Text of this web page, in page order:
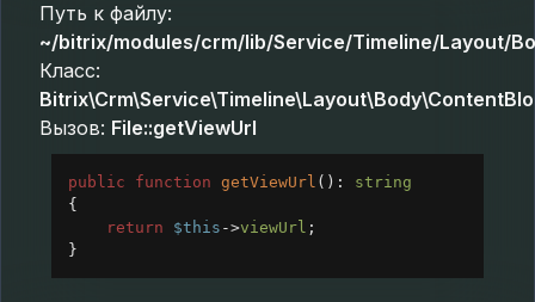
Путь к файлу:
~/bitrix/modules/crm/lib/Service/Timeline/Layout/
Класс:
Вызов: File::getViewUrl
public function getViewUrl (): string
{
return
$this ->viewUrl ;
}